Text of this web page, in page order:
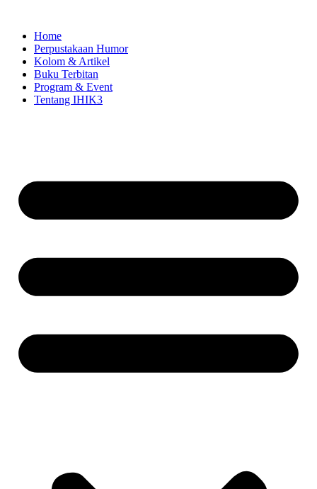
contentHome
Perpustakaan Humor
Kolom & Artikel
Buku Terbitan
Program & Event
Tentang IHIK3